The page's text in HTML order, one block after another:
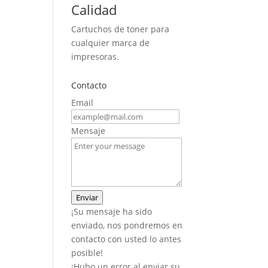
Calidad
Cartuchos de toner para
cualquier marca de
impresoras.
Contacto
Email
Mensaje
Enviar
¡Su mensaje ha sido
enviado, nos pondremos en
contacto con usted lo antes
posible!